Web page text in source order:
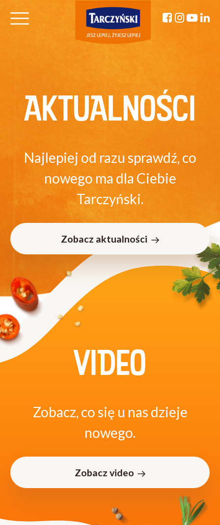
AKTUALNOŚCI
Najlepiej od razu sprawdź, co
nowego ma dla Ciebie
Tarczyński.
Zobacz aktualności
VIDEO
Zobacz, co się u nas dzieje
nowego.
Zobacz video